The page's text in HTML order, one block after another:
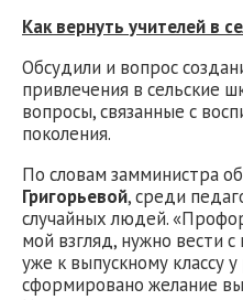
Как вернуть учителей в
Обсудили и вопрос
привлечения в сельские
вопросы, связанные с
поколения.
По словам замминистра
Григорьевой, среди
случайных людей.
мой взгляд, нужно вести
уже к выпускному классу
сформировано желание